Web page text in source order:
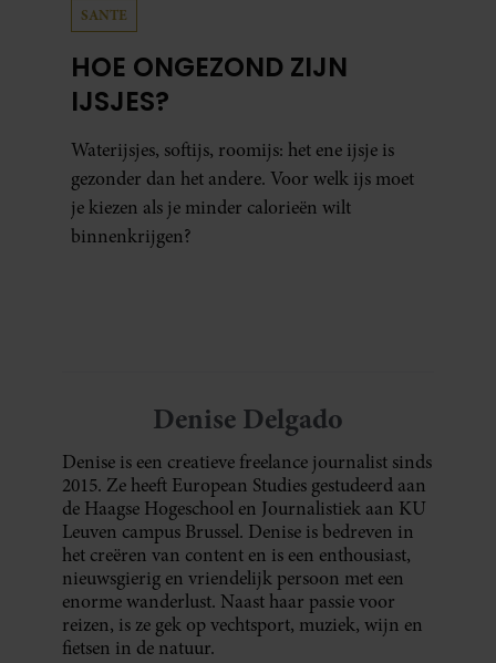
SANTE
HOE ONGEZOND ZIJN
IJSJES?
Waterijsjes, softijs, roomijs: het ene ijsje is
gezonder dan het andere. Voor welk ijs moet
je kiezen als je minder calorieën wilt
binnenkrijgen?
Denise Delgado
Denise is een creatieve freelance journalist sinds
2015. Ze heeft European Studies gestudeerd aan
de Haagse Hogeschool en Journalistiek aan KU
Leuven campus Brussel. Denise is bedreven in
het creëren van content en is een enthousiast,
nieuwsgierig en vriendelijk persoon met een
enorme wanderlust. Naast haar passie voor
reizen, is ze gek op vechtsport, muziek, wijn en
fietsen in de natuur.